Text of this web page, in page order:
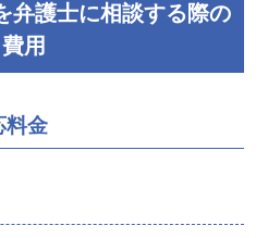
弁護士に相談する際の
費用
料金